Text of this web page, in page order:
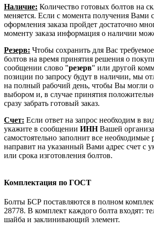
Наличие: Количество готовых болтов на
меняется. Если с момента получения Вами
оформления заказа пройдет достаточно
моменту заказа информация о наличии
Резерв: Чтобы сохранить для Вас
болтов на время принятия решения о
сообщении слово "резерв" или другой
позиции по запросу будут в наличии, мы
на полный рабочий день, чтобы Вы могли
выбором и, в случае принятия
сразу забрать готовый заказ.
Счет: Если ответ на запрос необходим в
укажите в сообщении ИННВашей
самостоятельно заполнит все необходимые
направит на указанный Вами адрес счет с
или срока изготовления болтов.
Комплектация по ГОСТ
Болты БСР поставляются в полном
28778. В комплект каждого болта входят:
шайба и заклинивающий элемент.